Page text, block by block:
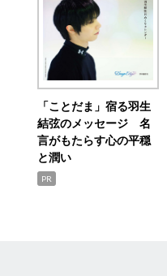
「ことだま」宿る羽生
結弦のメッセージ 名
言がもたらす心の平穏
と潤い
PR